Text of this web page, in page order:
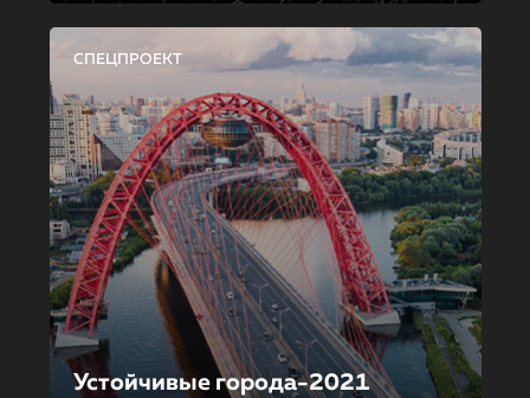
СПЕЦПРОЕКТ
Устойчивые города-2021